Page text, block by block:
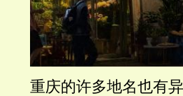
重庆的许多地名也有